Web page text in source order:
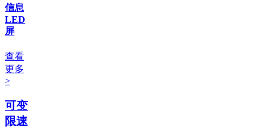
信息
LED
屏
查看
更多
>
可变
限速